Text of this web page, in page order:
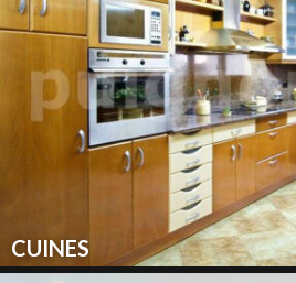
CUINES